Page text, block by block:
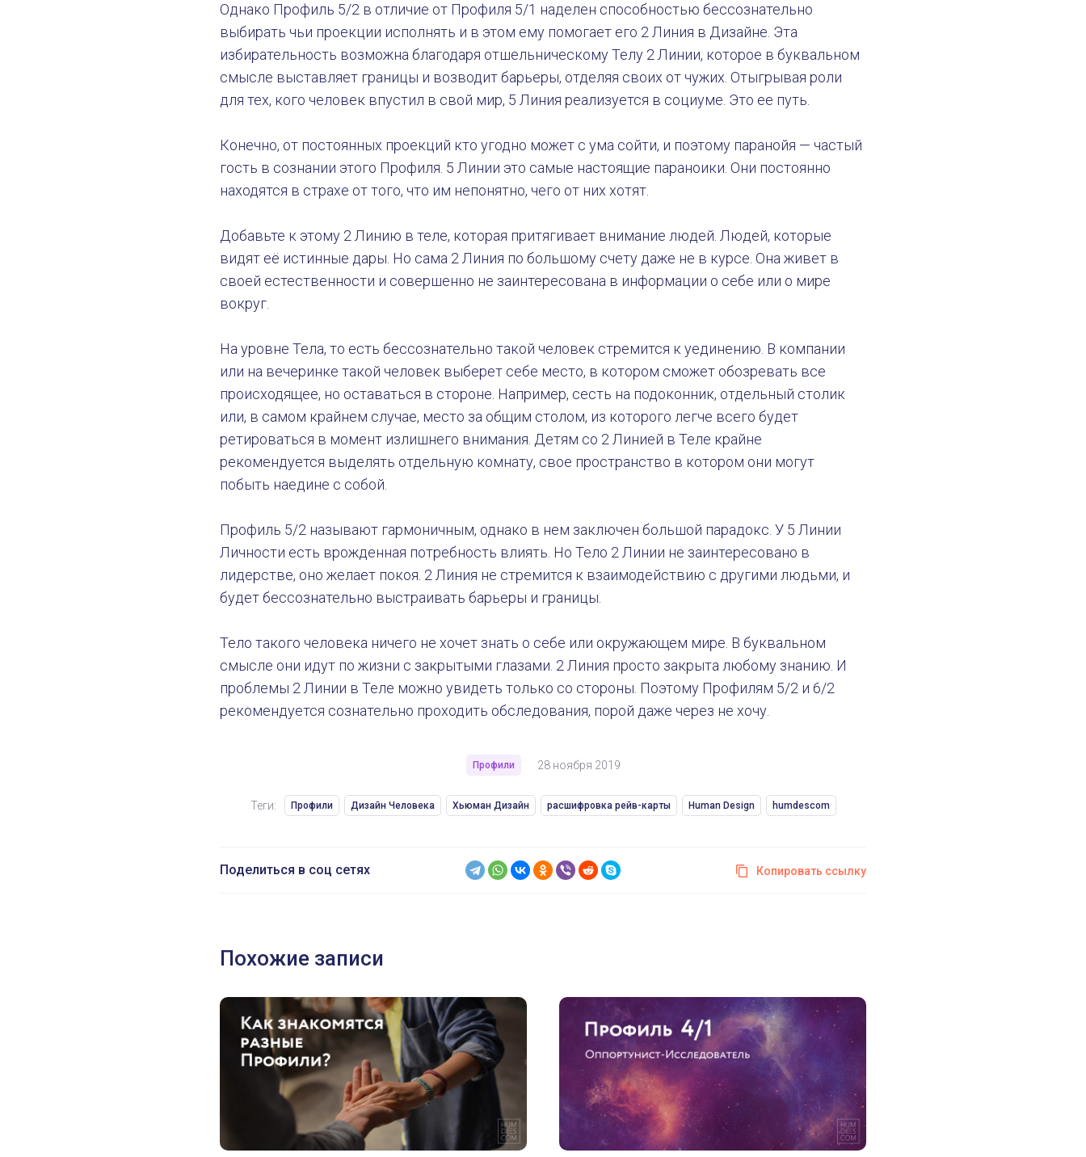
Профиль 5/2. Отшельник за ширмой Профили 28 ноября 2019
Однако Профиль 5/2 в отличие от Профиля 5/1 наделен способностью бессознательно
выбирать чьи проекции исполнять и в этом ему помогает его 2 Линия в Дизайне. Эта
избирательность возможна благодаря отшельническому Телу 2 Линии, которое в буквальном
смысле выставляет границы и возводит барьеры, отделяя своих от чужих. Отыгрывая роли
для тех, кого человек впустил в свой мир, 5 Линия реализуется в социуме. Это ее путь.
Конечно, от постоянных проекций кто угодно может с ума сойти, и поэтому паранойя — частый
гость в сознании этого Профиля. 5 Линии это самые настоящие параноики. Они постоянно
находятся в страхе от того, что им непонятно, чего от них хотят.
Добавьте к этому 2 Линию в теле, которая притягивает внимание людей. Людей, которые
видят её истинные дары. Но сама 2 Линия по большому счету даже не в курсе. Она живет в
своей естественности и совершенно не заинтересована в информации о себе или о мире
вокруг.
На уровне Тела, то есть бессознательно такой человек стремится к уединению. В компании
или на вечеринке такой человек выберет себе место, в котором сможет обозревать все
происходящее, но оставаться в стороне. Например, сесть на подоконник, отдельный столик
или, в самом крайнем случае, место за общим столом, из которого легче всего будет
ретироваться в момент излишнего внимания. Детям со 2 Линией в Теле крайне
рекомендуется выделять отдельную комнату, свое пространство в котором они могут
побыть наедине с собой.
Профиль 5/2 называют гармоничным, однако в нем заключен большой парадокс. У 5 Линии
Личности есть врожденная потребность влиять. Но Тело 2 Линии не заинтересовано в
лидерстве, оно желает покоя. 2 Линия не стремится к взаимодействию с другими людьми, и
будет бессознательно выстраивать барьеры и границы.
Тело такого человека ничего не хочет знать о себе или окружающем мире. В буквальном
смысле они идут по жизни с закрытыми глазами. 2 Линия просто закрыта любому знанию. И
проблемы 2 Линии в Теле можно увидеть только со стороны. Поэтому Профилям 5/2 и 6/2
рекомендуется сознательно проходить обследования, порой даже через не хочу.
Профили 28 ноября 2019
Теги: Профили Дизайн Человека Хьюман Дизайн расшифровка рейв-карты Human Design humdescom
Поделиться в соц сетях Копировать ссылку
Похожие записи